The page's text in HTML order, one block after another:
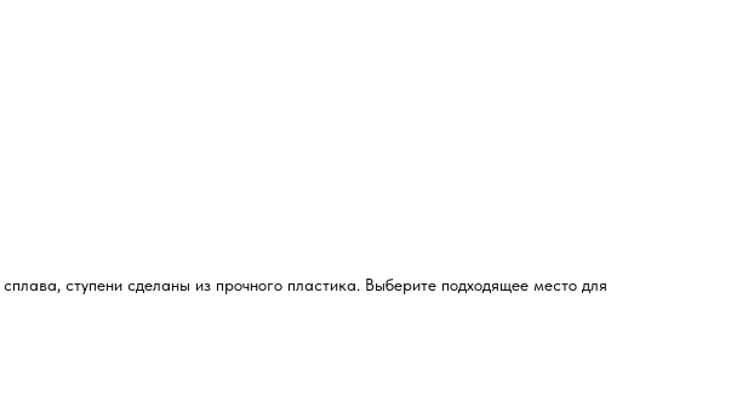
ступени сделаны из прочного пластика. Выберите подходящее место для